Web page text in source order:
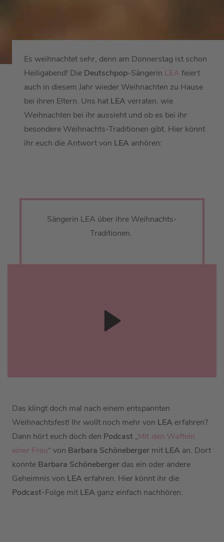
Es weihnachtet sehr, denn am Donnerstag ist schon
Heiligabend! Die Deutschpop-Sängerin LEA feiert
auch in diesem Jahr wieder Weihnachten zu Hause
bei ihren Eltern. Uns hat LEA verraten, wie
Weihnachten bei ihr aussieht und ob es bei ihr
besondere Weihnachts-Traditionen gibt. Hier könnt
ihr euch die Antwort von LEA anhören:
Sängerin LEA über ihre Weihnachts-
Traditionen.
Das klingt doch mal nach einem entspannten
Weihnachtsfest! Ihr wollt noch mehr von LEA erfahren?
Dann hört euch doch den Podcast „Mit den Waffeln
einer Frau“ von Barbara Schöneberger mit LEA an. Dort
konnte Barbara Schöneberger das ein oder andere
Geheimnis von LEA erfahren. Hier könnt ihr die
Podcast-Folge mit LEA ganz einfach nachhören: